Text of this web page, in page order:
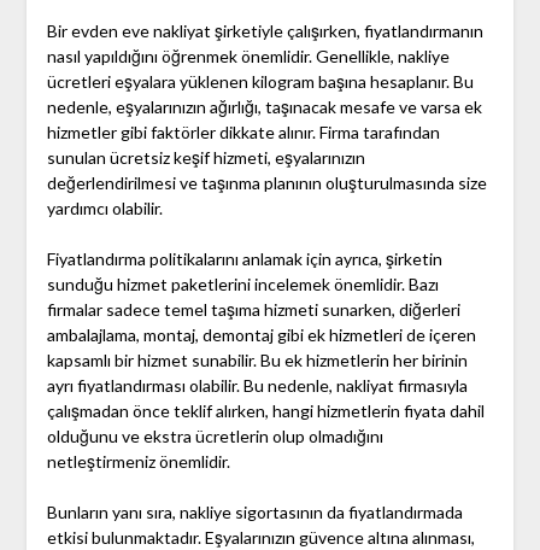
Bir evden eve nakliyat şirketiyle çalışırken, fiyatlandırmanın
nasıl yapıldığını öğrenmek önemlidir. Genellikle, nakliye
ücretleri eşyalara yüklenen kilogram başına hesaplanır. Bu
nedenle, eşyalarınızın ağırlığı, taşınacak mesafe ve varsa ek
hizmetler gibi faktörler dikkate alınır. Firma tarafından
sunulan ücretsiz keşif hizmeti, eşyalarınızın
değerlendirilmesi ve taşınma planının oluşturulmasında size
yardımcı olabilir.
Fiyatlandırma politikalarını anlamak için ayrıca, şirketin
sunduğu hizmet paketlerini incelemek önemlidir. Bazı
firmalar sadece temel taşıma hizmeti sunarken, diğerleri
ambalajlama, montaj, demontaj gibi ek hizmetleri de içeren
kapsamlı bir hizmet sunabilir. Bu ek hizmetlerin her birinin
ayrı fiyatlandırması olabilir. Bu nedenle, nakliyat firmasıyla
çalışmadan önce teklif alırken, hangi hizmetlerin fiyata dahil
olduğunu ve ekstra ücretlerin olup olmadığını
netleştirmeniz önemlidir.
Bunların yanı sıra, nakliye sigortasının da fiyatlandırmada
etkisi bulunmaktadır. Eşyalarınızın güvence altına alınması,